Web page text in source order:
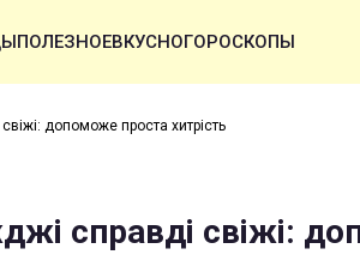
ПОЛЕЗНОЕВКУСНОГОРОСКОПЫ
допоможе проста хитрість
справді свіжі: